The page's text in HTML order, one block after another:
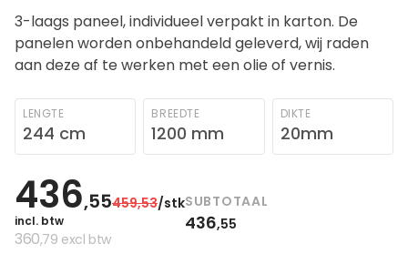
3-laags paneel, individueel verpakt in karton. De
panelen worden onbehandeld geleverd, wij raden
aan deze af te werken met een olie of vernis.
LENGTE
244 cm
BREEDTE
1200 mm
DIKTE
20mm
436,55459,53/stk
incl. btw
360,79 excl btw
SUBTOTAAL
436,55